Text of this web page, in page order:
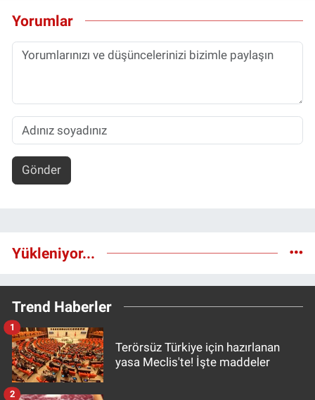
Yorumlar
Gönder
Yükleniyor...
Trend Haberler
Terörsüz Türkiye için hazırlanan
yasa Meclis'te! İşte maddeler
1
2